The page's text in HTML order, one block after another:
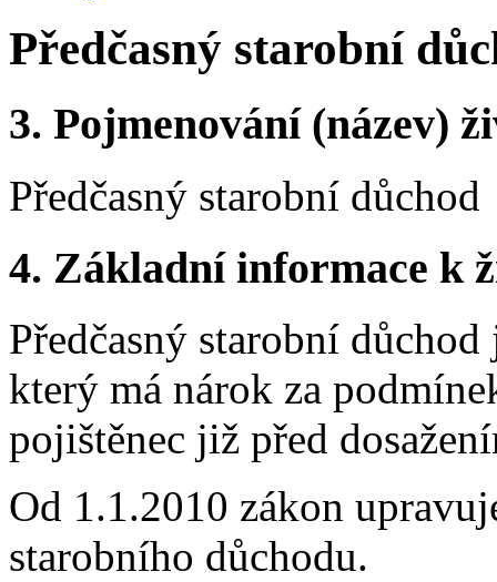
Předčasný starobní
3. Pojmenování (název)
Předčasný starobní důchod
4. Základní informace k
Předčasný starobní
který má nárok za
pojištěnec již před
Od 1.1.2010 zákon
starobního důchodu.